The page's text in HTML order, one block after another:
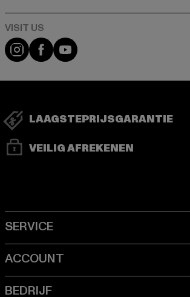
Visit our Instagram page:
Visit our Facebook page:
Visit our YouTube channel:
LAAGSTEPRIJSGARANTIE
VEILIG AFREKENEN